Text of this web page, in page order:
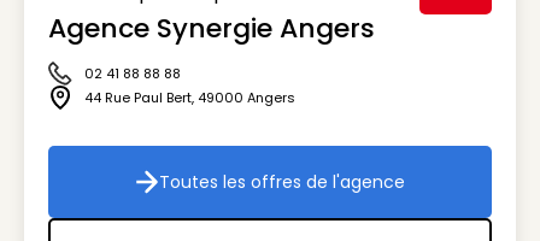
Agence Synergie Angers
Icône téléphone
02 41 88 88 88
Icône adresse
44 Rue Paul Bert, 49000 Angers
Toutes les offres de l'agence
Toutes les offres de l'agence